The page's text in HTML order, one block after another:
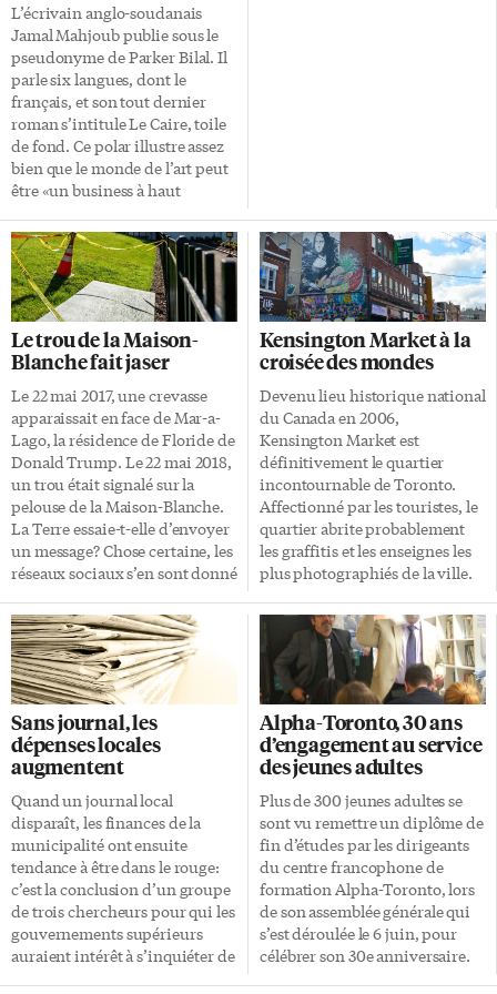
L’écrivain anglo-soudanais
Jamal Mahjoub publie sous le
pseudonyme de Parker Bilal. Il
parle six langues, dont le
français, et son tout dernier
roman s’intitule Le Caire, toile
de fond. Ce polar illustre assez
bien que le monde de l’art peut
être «un business à haut
connue que des œuvres d’art
apparaissent et disparaissent
avec une infaillible régularité.
L’œuvre en question dans ce
polar est «La Tour des chevaux
bleus», toile d’une valeur
inestimable de
l’expressionniste allemand
Franz Marc. Elle a été
confisquée par les nazis dans les
années 1930. Le tableau en
question existe vraiment et […]
Le trou de la Maison-
Blanche fait jaser
Le 22 mai 2017, une crevasse
apparaissait en face de Mar-a-
Lago, la résidence de Floride de
Donald Trump. Le 22 mai 2018,
un trou était signalé sur la
pelouse de la Maison-Blanche.
La Terre essaie-t-elle d’envoyer
un message? Chose certaine, les
réseaux sociaux s’en sont donné
d’évasion de Melania s’est
effondré.» «Est-ce que les
mèmes sont en train de devenir
des êtres conscients?» «Même le
gazon veut se sauver.» Les
scientifiques sont, comme à
leur habitude, plus
circonspects: de tels trous sont
apparus spontanément à toutes
les époques et sur tous les
continents. En ce […]
Kensington Market à la
croisée des mondes
Devenu lieu historique national
du Canada en 2006,
Kensington Market est
définitivement le quartier
incontournable de Toronto.
Affectionné par les touristes, le
quartier abrite probablement
les graffitis et les enseignes les
plus photographiés de la ville.
une expérience à la croisée des
mondes. La diversité se trouve
à chaque coin de rue. Entre
deux frippes, entrez dans un
des restaurants qui fera
probablement état d’une
cuisine du monde. Quartier
emblématique de Toronto,
nous vous emmenons à
Kensington Market pour une
nouvelle édition de Visites
Express. Tourisme branché Si
vous passez à Toronto, il ne faut
[…]
Sans journal, les
dépenses locales
augmentent
Quand un journal local
disparaît, les finances de la
municipalité ont ensuite
tendance à être dans le rouge:
c’est la conclusion d’un groupe
de trois chercheurs pour qui les
gouvernements supérieurs
auraient intérêt à s’inquiéter de
Alpha-Toronto, 30 ans
d’engagement au service
des jeunes adultes
Plus de 300 jeunes adultes se
sont vu remettre un diplôme de
fin d’études par les dirigeants
du centre francophone de
formation Alpha-Toronto, lors
de son assemblée générale qui
s’est déroulée le 6 juin, pour
célébrer son 30e anniversaire.